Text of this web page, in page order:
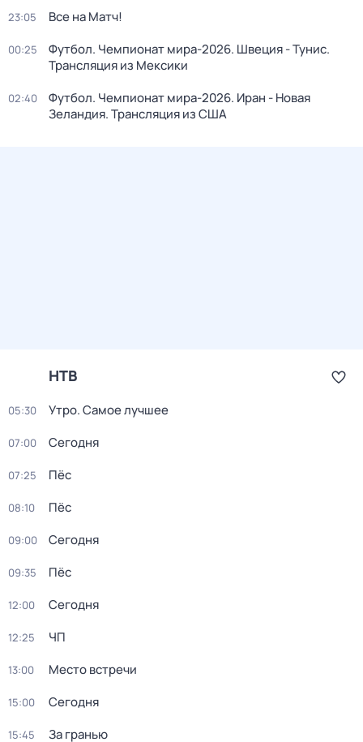
23:05 Все на Матч!
00:25
Футбол. Чемпионат мира-2026. Швеция - Тунис.
Трансляция из Мексики
02:40
Футбол. Чемпионат мира-2026. Иран - Новая
Зеландия. Трансляция из США
НТВ
05:30 Утро. Самое лучшее
07:00 Сегодня
07:25 Пёс
08:10 Пёс
09:00 Сегодня
09:35 Пёс
12:00 Сегодня
12:25 ЧП
13:00 Место встречи
15:00 Сегодня
15:45 За гранью